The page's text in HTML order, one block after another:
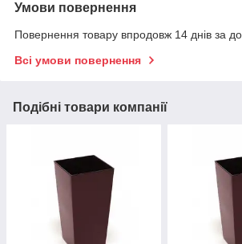
Умови повернення
Повернення товару впродовж 14 днів за
Всі умови повернення
Подібні товари компанії